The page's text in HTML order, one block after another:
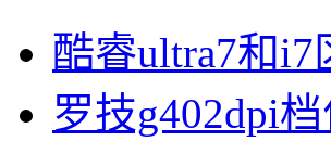
酷睿ultra7和i7
罗技g402dpi